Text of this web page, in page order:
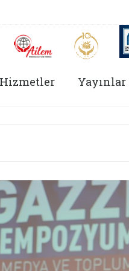
açılır)
Koruyucu Aile (yeni sekmede açılır)
AİLEM İletişim Aile ve
içerir Yayınlar